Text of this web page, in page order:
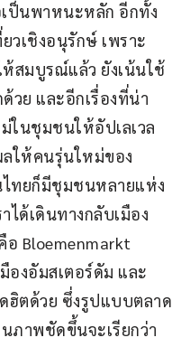
เป็นพาหนะหลัก อีกทั้ง
วเชิงอนุรักษ์ เพราะ
สมบูรณ์แล้ว ยังเน้นใช้
วย และอีกเรื่องที่น่า
ในชุมชนให้อัปเลเวล
ลให้คนรุ่นใหม่ของ
ไทยก็มีชุมชนหลายแห่ง
ได้เดินทางกลับเมือง
Bloemenmarkt
องอัมสเตอร์ดัม และ
ฮิตด้วย ซึ่งรูปแบบตลาด
ภาพชัดขึ้นจะเรียกว่า